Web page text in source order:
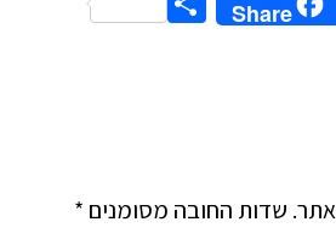
Share
שדות החובה מסומנים *